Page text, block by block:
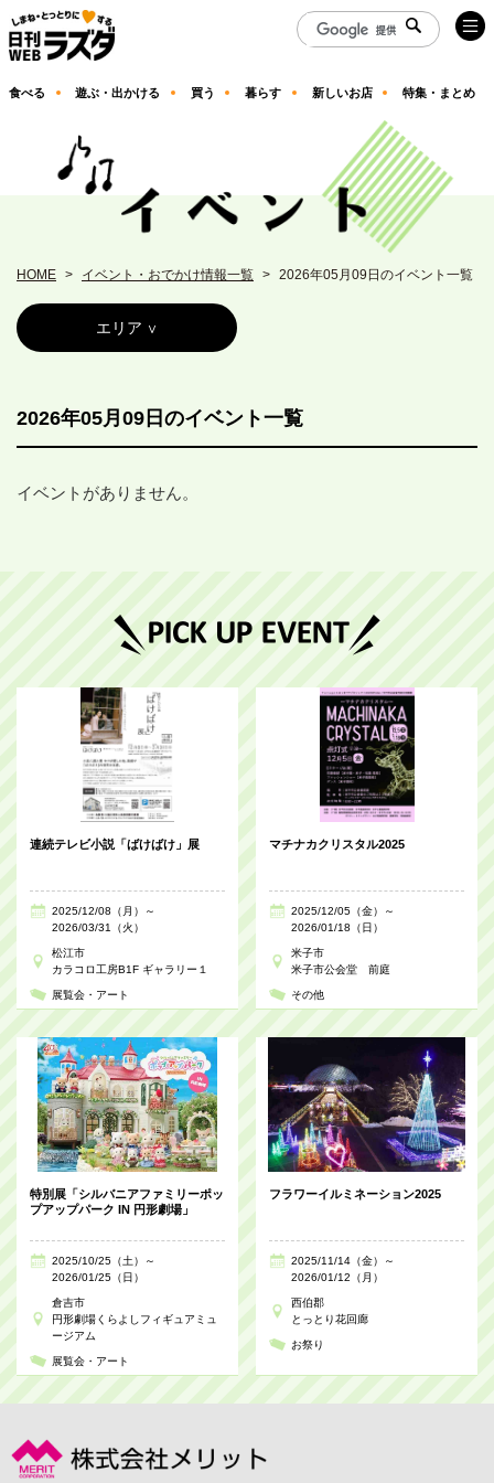
食べる 遊ぶ・出かける 買う 暮らす 新しいお店 特集・まとめ
HOME イベント・おでかけ情報一覧 2026年05月09日のイベント一覧
エリア
2026年05月09日のイベント一覧
イベントがありません。
連続テレビ小説「ばけばけ」展
2025/12/08（月）～
2026/03/31（火）
松江市
カラコロ工房B1F ギャラリー１
展覧会・アート
マチナカクリスタル2025
2025/12/05（金）～
2026/01/18（日）
米子市
米子市公会堂 前庭
その他
特別展「シルバニアファミリーポッ
プアップパーク IN 円形劇場」
2025/10/25（土）～
2026/01/25（日）
倉吉市
円形劇場くらよしフィギュアミュ
ージアム
展覧会・アート
フラワーイルミネーション2025
2025/11/14（金）～
2026/01/12（月）
西伯郡
とっとり花回廊
お祭り